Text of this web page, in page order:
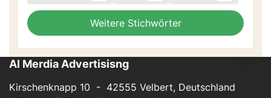
Weitere Stichwörter
AI Merdia Advertisisng
Kirschenknapp 10 - 42555 Velbert, Deutschland